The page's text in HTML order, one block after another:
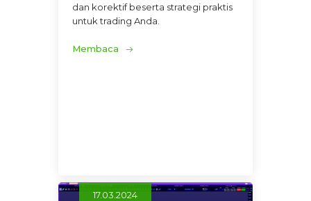
dan korektif beserta strategi praktis
untuk trading Anda.
Membaca
17.03.2024